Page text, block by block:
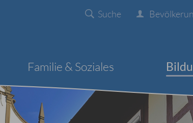
Suche
Familie & Soziales